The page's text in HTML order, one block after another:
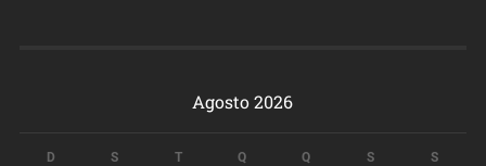
Agosto 2026
D S T Q Q S S